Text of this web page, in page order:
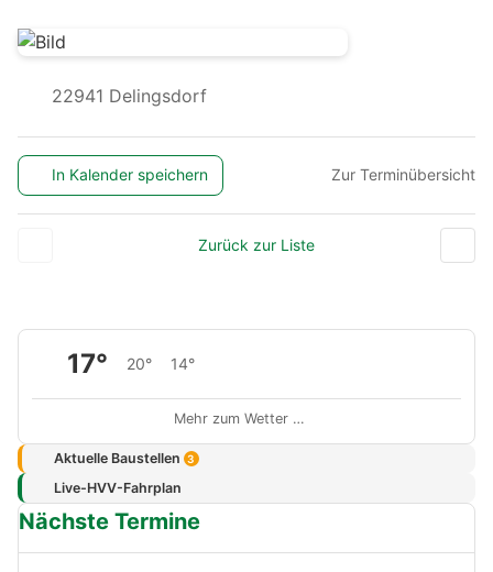
22941 Delingsdorf
In Kalender speichern Zur Terminübersicht
Zurück zur Liste
17° 20° 14°
Mehr zum Wetter …
Aktuelle Baustellen 3
Live-HVV-Fahrplan
Nächste Termine